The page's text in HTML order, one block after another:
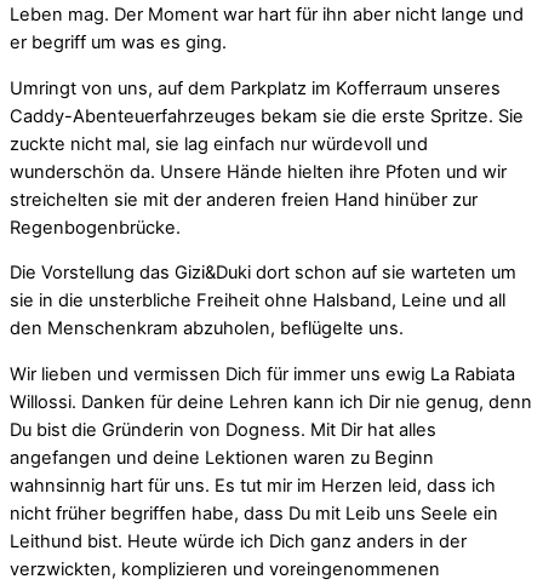
Leben mag. Der Moment war hart für ihn aber nicht lange und
er begriff um was es ging.
Umringt von uns, auf dem Parkplatz im Kofferraum unseres
Caddy-Abenteuerfahrzeuges bekam sie die erste Spritze. Sie
zuckte nicht mal, sie lag einfach nur würdevoll und
wunderschön da. Unsere Hände hielten ihre Pfoten und wir
streichelten sie mit der anderen freien Hand hinüber zur
Regenbogenbrücke.
Die Vorstellung das Gizi&Duki dort schon auf sie warteten um
sie in die unsterbliche Freiheit ohne Halsband, Leine und all
den Menschenkram abzuholen, beflügelte uns.
Wir lieben und vermissen Dich für immer uns ewig La Rabiata
Willossi. Danken für deine Lehren kann ich Dir nie genug, denn
Du bist die Gründerin von Dogness. Mit Dir hat alles
angefangen und deine Lektionen waren zu Beginn
wahnsinnig hart für uns. Es tut mir im Herzen leid, dass ich
nicht früher begriffen habe, dass Du mit Leib uns Seele ein
Leithund bist. Heute würde ich Dich ganz anders in der
verzwickten, komplizieren und voreingenommenen